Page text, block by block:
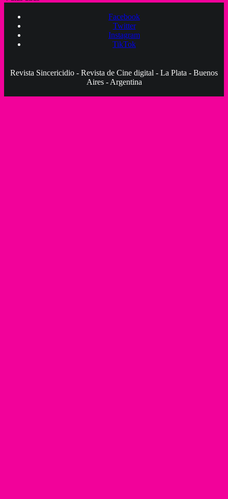
Facebook
Twitter
Instagram
TikTok
Revista Sincericidio - Revista de Cine digital - La Plata - Buenos
Aires - Argentina